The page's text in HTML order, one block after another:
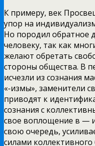
К примеру, век
упор на
Но породил обратное
человеку, так как
желают обретать
стороны общества. В
исчезли из сознания
«-измы», заменители
приводят к
сознания с
свое воплощение в —
свою очередь,
силами